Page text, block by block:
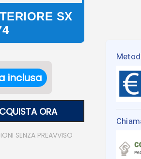
SX
inclusa
ORA
SENZA PREAVVISO